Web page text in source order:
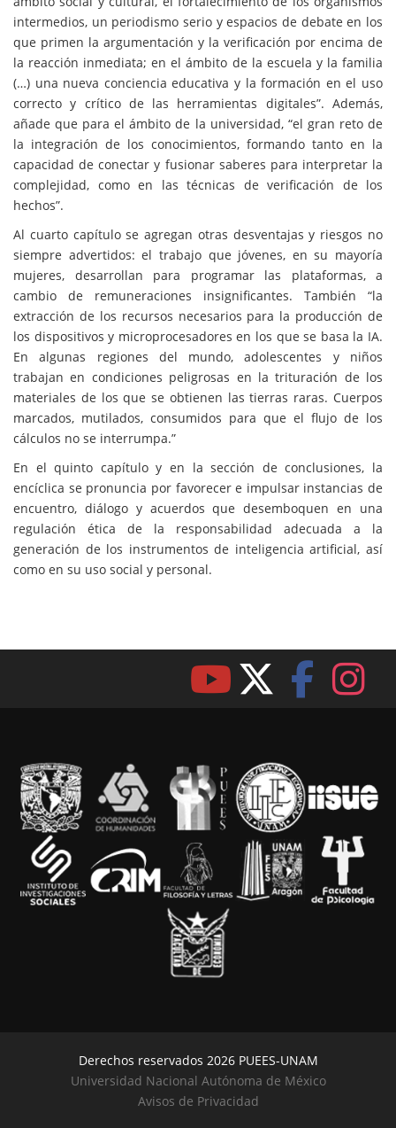
intermedios, un periodismo serio y espacios de debate en los
que primen la argumentación y la verificación por encima de
la reacción inmediata; en el ámbito de la escuela y la familia
(…) una nueva conciencia educativa y la formación en el uso
correcto y crítico de las herramientas digitales”. Además,
añade que para el ámbito de la universidad, “el gran reto de
la integración de los conocimientos, formando tanto en la
capacidad de conectar y fusionar saberes para interpretar la
complejidad, como en las técnicas de verificación de los
hechos”.
Al cuarto capítulo se agregan otras desventajas y riesgos no
siempre advertidos: el trabajo que jóvenes, en su mayoría
mujeres, desarrollan para programar las plataformas, a
cambio de remuneraciones insignificantes. También “la
extracción de los recursos necesarios para la producción de
los dispositivos y microprocesadores en los que se basa la IA.
En algunas regiones del mundo, adolescentes y niños
trabajan en condiciones peligrosas en la trituración de los
materiales de los que se obtienen las tierras raras. Cuerpos
marcados, mutilados, consumidos para que el flujo de los
cálculos no se interrumpa.”
En el quinto capítulo y en la sección de conclusiones, la
encíclica se pronuncia por favorecer e impulsar instancias de
encuentro, diálogo y acuerdos que desemboquen en una
regulación ética de la responsabilidad adecuada a la
generación de los instrumentos de inteligencia artificial, así
como en su uso social y personal.
Derechos reservados 2026 PUEES-UNAM
Universidad Nacional Autónoma de México
Avisos de Privacidad